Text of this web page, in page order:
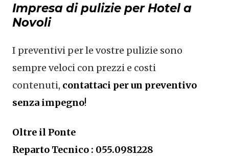
Impresa di pulizie per Hotel a
Novoli
I preventivi per le vostre pulizie sono
sempre veloci con prezzi e costi
contenuti, contattaci per un preventivo
senza impegno!
Oltre il Ponte
Reparto Tecnico : 055.0981228